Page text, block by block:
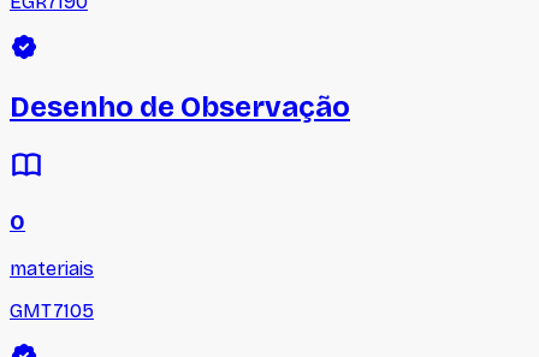
Desenho de Observação
0
materiais
GMT7105